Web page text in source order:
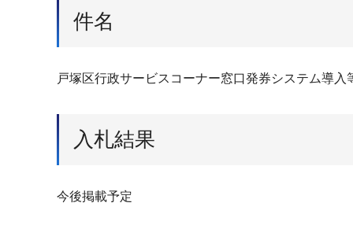
件名
戸塚区行政サービスコーナー窓口発券システム導入
入札結果
今後掲載予定